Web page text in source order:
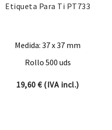
Etiqueta Para Ti PT733
Medida: 37 x 37 mm
Rollo 500 uds
19,60€(IVA incl.)